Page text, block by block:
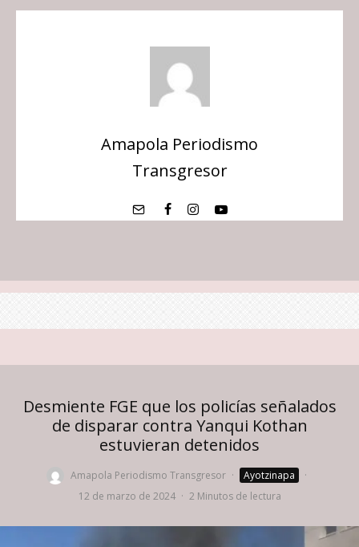
Amapola Periodismo
Transgresor
Desmiente FGE que los policías señalados
de disparar contra Yanqui Kothan
estuvieran detenidos
Amapola Periodismo Transgresor · Ayotzinapa
·
12 de marzo de 2024 · 2 Minutos de lectura